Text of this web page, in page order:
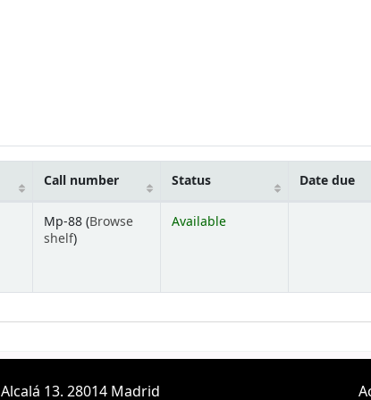
Call number Status Date due
Mp-88 (Browse
shelf(Opens below)
)
Available
Alcalá 13. 28014 Madrid